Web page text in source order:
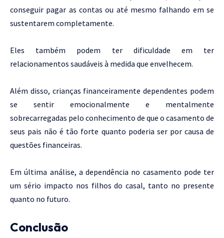
conseguir pagar as contas ou até mesmo falhando em se
sustentarem completamente.
Eles também podem ter dificuldade em ter
relacionamentos saudáveis à medida que envelhecem.
Além disso, crianças financeiramente dependentes podem
se sentir emocionalmente e mentalmente
sobrecarregadas pelo conhecimento de que o casamento de
seus pais não é tão forte quanto poderia ser por causa de
questões financeiras.
Em última análise, a dependência no casamento pode ter
um sério impacto nos filhos do casal, tanto no presente
quanto no futuro.
Conclusão